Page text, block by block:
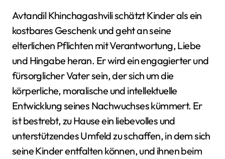
Avtandil Khinchagashvili schätzt Kinder als ein
kostbares Geschenk und geht an seine
elterlichen Pflichten mit Verantwortung, Liebe
und Hingabe heran. Er wird ein engagierter und
fürsorglicher Vater sein, der sich um die
körperliche, moralische und intellektuelle
Entwicklung seines Nachwuchses kümmert. Er
ist bestrebt, zu Hause ein liebevolles und
unterstützendes Umfeld zu schaffen, in dem sich
seine Kinder entfalten können, und ihnen beim